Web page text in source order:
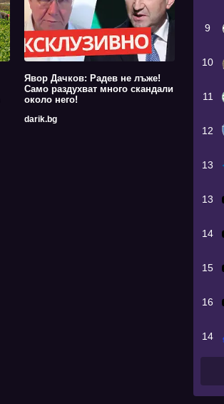
Явор Дачков: Радев не лъже!
Само раздухват много скандали
около него!
darik.bg
9
10
11
12
13
13
14
15
16
14